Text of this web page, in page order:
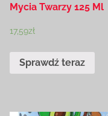
Mycia Twarzy 125 Ml
17,59zł
Sprawdź teraz